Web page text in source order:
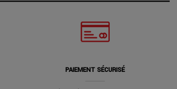
PAIEMENT SÉCURISÉ